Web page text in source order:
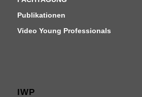
Publikationen
Video Young Professionals
IWP